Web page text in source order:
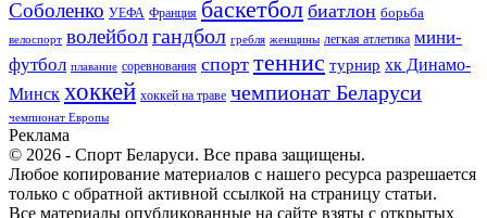
Соболенко УЕФА Франция баскетбол биатлон борьба
велоспорт волейболгандбол гребля женщины легкая атлетика мини-
футбол плавание соревнования спорт теннис турнир хк Динамо-
Минск хоккей хоккей на траве чемпионат Беларуси
чемпионат Европы
Реклама
© 2026 - Спорт Беларуси. Все права защищены.
Любое копирование материалов с нашего ресурса разрешается
только с обратной активной ссылкой на страницу статьи.
Все материалы опубликованные на сайте взяты с открытых